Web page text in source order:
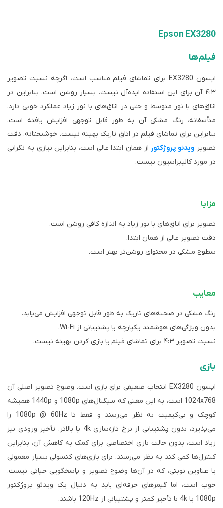
Epson EX3280
فیلم‌ها
اپسون EX3280 برای تماشای فیلم مناسب است، اگرچه نسبت تصویر
۴:۳ آن برای این استفاده ایده‌آل نیست. بسیار روشن است، بنابراین در
اتاق‌های با نور متوسط ​​و حتی در اتاق‌های با نور زیاد عملکرد خوبی دارد.
متأسفانه، رنگ مشکی آن به طور قابل توجهی افزایش یافته است،
بنابراین برای تماشای فیلم در اتاق تاریک بهینه نیست. خوشبختانه، دقت
تصویر ویدئو پروژکتور از همان ابتدا عالی است، بنابراین نیازی به نگرانی
در مورد کالیبراسیون نیست.
مزایا
تصویر برای اتاق‌های با نور زیاد به اندازه کافی روشن است.
دقت تصویر عالی از همان ابتدا.
سطوح مشکی در محتوای روشن‌تر بهتر است.
معایب
رنگ مشکی در صحنه‌های تاریک به طور قابل توجهی افزایش می‌یابد.
بدون ویژگی‌های هوشمند یکپارچه یا پشتیبانی از Wi-Fi.
نسبت تصویر ۴:۳ برای تماشای فیلم یا بازی کردن بهینه نیست.
بازی
اپسون EX3280 انتخاب ضعیفی برای بازی است. وضوح تصویر اصلی آن
1024x768 است، به این معنی که سیگنال‌های 1080p و 1440p همیشه
کوچک و بی‌کیفیت به نظر می‌رسند و فقط تا 1080p @ 60Hz را
می‌پذیرد، بدون پشتیبانی از نرخ تازه‌سازی 4k یا بالاتر. تأخیر ورودی نیز
زیاد است، بدون حالت بازی اختصاصی برای کمک به کاهش آن، بنابراین
کنترل‌ها کمی کند به نظر می‌رسند. برای بازی‌های کنسولی بسیار معمولی
یا عناوین نوبتی، که در آن‌ها وضوح تصویر و پاسخگویی حیاتی نیست،
خوب است، اما گیمرهای حرفه‌ای باید به دنبال یک ویدئو پروژکتور
1080p یا 4k با تأخیر کمتر و پشتیبانی از 120Hz باشند.